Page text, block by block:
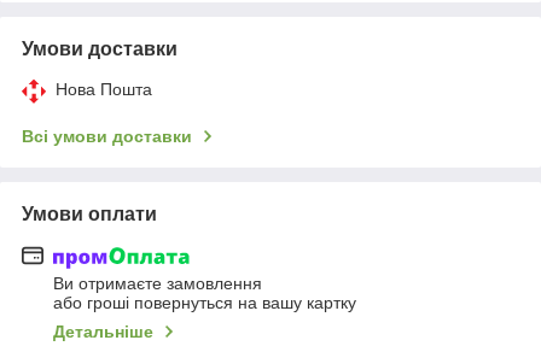
Умови доставки
Нова Пошта
Всі умови доставки
Умови оплати
Ви отримаєте замовлення
або гроші повернуться на вашу картку
Детальніше